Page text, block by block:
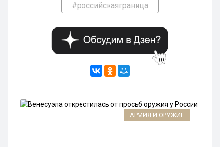
#российскаяграница
АРМИЯ И ОРУЖИЕ